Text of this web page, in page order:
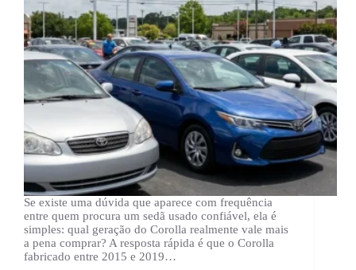
Se existe uma dúvida que aparece com frequência
entre quem procura um sedã usado confiável, ela é
simples: qual geração do Corolla realmente vale mais
a pena comprar? A resposta rápida é que o Corolla
fabricado entre 2015 e 2019…